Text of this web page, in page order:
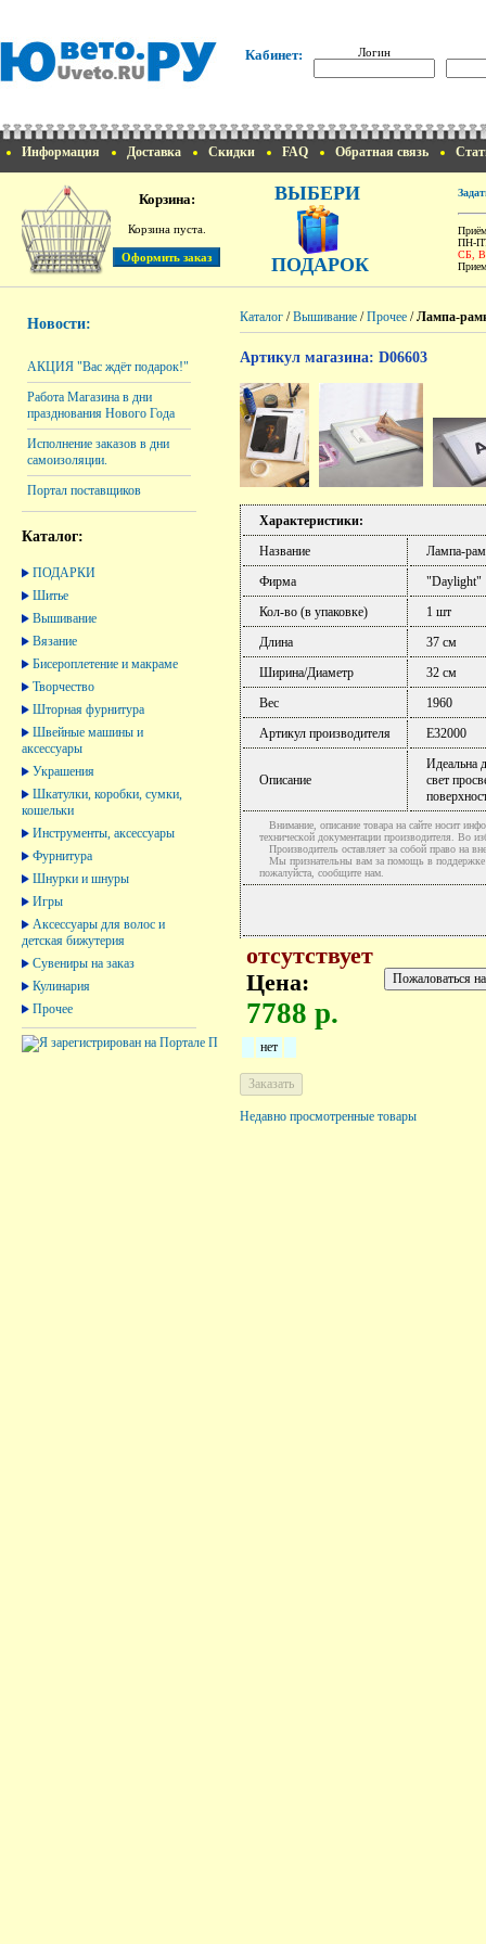
Кабинет: Логин
Информация Доставка Скидки FAQ Обратная связь
Корзина:
Корзина пуста.
ВЫБЕРИ
ПОДАРОК
ПН-
СБ,
Новости:
АКЦИЯ "Вас ждёт подарок!"
Работа Магазина в дни
празднования Нового Года
Исполнение заказов в дни
самоизоляции.
Портал поставщиков
Каталог:
ПОДАРКИ
Шитье
Вышивание
Вязание
Бисероплетение и макраме
Творчество
Шторная фурнитура
Швейные машины и
аксессуары
Украшения
Шкатулки, коробки, сумки,
кошельки
Инструменты, аксессуары
Фурнитура
Шнурки и шнуры
Игры
Аксессуары для волос и
детская бижутерия
Сувениры на заказ
Кулинария
Прочее
Каталог /Вышивание /Прочее /Лампа-
Артикул магазина: D06603
Характеристики:
Название
Лампа-
Фирма
"Daylight"
Кол-во (в упаковке)
1 шт
Длина
37 см
Ширина/Диаметр
32 см
Вес
1960
Артикул производителя
E32000
Описание
Идеальна
свет
Внимание, описание товара на сайте носит
технической документации производителя. Во
Производитель оставляет за собой право на
Мы признательны вам за помощь в поддержке
пожалуйста, сообщите нам.
отсутствует
Цена:
7788 р.
нет
Недавно просмотренные товары